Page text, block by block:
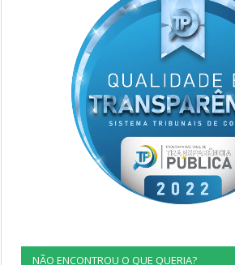
NÃO ENCONTROU O QUE QUERIA?